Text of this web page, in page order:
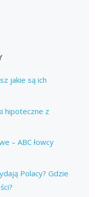
jakie są ich
hipoteczne z
– ABC łowcy
Polacy? Gdzie